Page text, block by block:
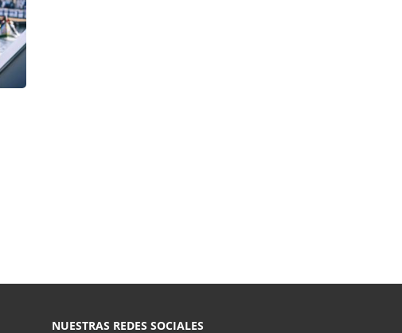
NUESTRAS REDES SOCIALES